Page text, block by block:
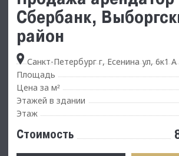
Сбербанк,
район
Санкт-Петербург г, Есенина ул, 6к1 А
Площадь
Цена за м²
Этажей в здании
Этаж
Стоимость